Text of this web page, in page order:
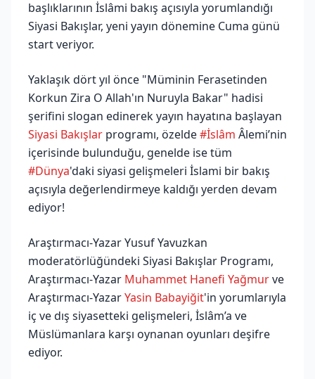
başlıklarının İslâmi bakış açısıyla yorumlandığı
Siyasi Bakışlar, yeni yayın dönemine Cuma günü
start veriyor.
Yaklaşık dört yıl önce "Müminin Ferasetinden
Korkun Zira O Allah'ın Nuruyla Bakar" hadisi
şerifini slogan edinerek yayın hayatına başlayan
Siyasi Bakışlar programı, özelde#İslâm Âlemi’nin
içerisinde bulunduğu, genelde ise tüm
#Dünya'daki siyasi gelişmeleri İslami bir bakış
açısıyla değerlendirmeye kaldığı yerden devam
ediyor!
Araştırmacı-Yazar Yusuf Yavuzkan
moderatörlüğündeki Siyasi Bakışlar Programı,
Araştırmacı-Yazar Muhammet Hanefi Yağmurve
Araştırmacı-YazarYasin Babayiğit'in yorumlarıyla
iç ve dış siyasetteki gelişmeleri, İslâm’a ve
Müslümanlara karşı oynanan oyunları deşifre
ediyor.